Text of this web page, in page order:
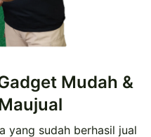
Mudah &
yang sudah berhasil jual